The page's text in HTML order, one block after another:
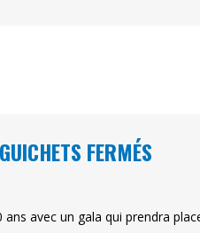
FERMÉS
avec un gala qui prendra